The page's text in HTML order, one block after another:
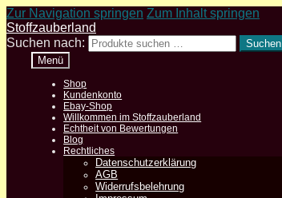
Zur Navigation springen Zum Inhalt springen
Stoffzauberland
Suchen nach:
Suchen
Menü
Shop
Kundenkonto
Ebay-Shop
Willkommen im Stoffzauberland
Echtheit von Bewertungen
Blog
Rechtliches
Datenschutzerklärung
AGB
Widerrufsbelehrung